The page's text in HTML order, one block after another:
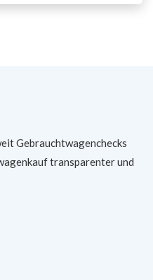
Gebrauchtwagenchecks
transparenter und